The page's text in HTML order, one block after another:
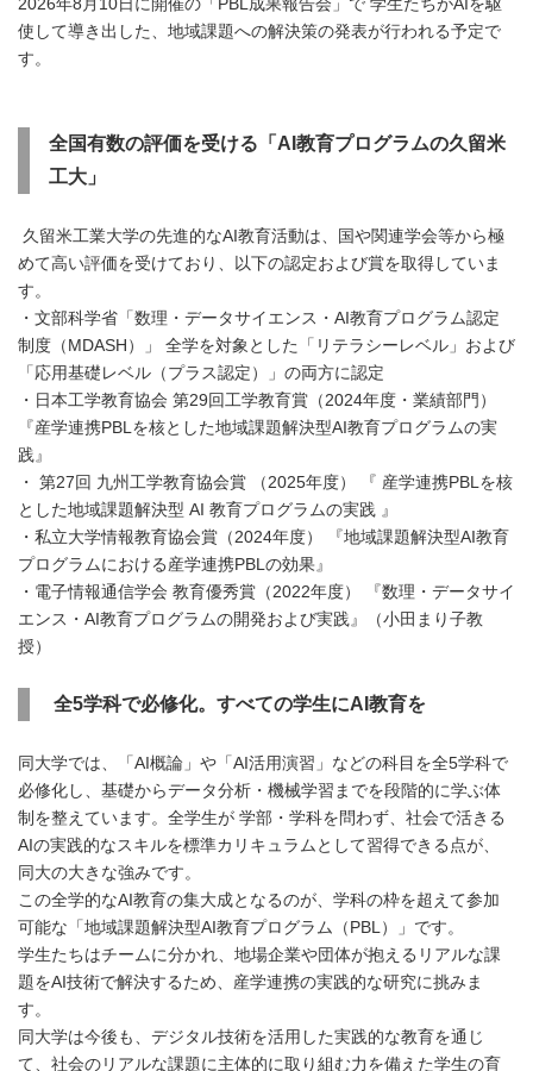
2026年8月10日に開催の「PBL成果報告会」で 学生たちがAIを駆
使して導き出した、地域課題への解決策の発表が行われる予定で
す。
全国有数の評価を受ける「AI教育プログラムの久留米
工大」
久留米工業大学の先進的なAI教育活動は、国や関連学会等から極
めて高い評価を受けており、以下の認定および賞を取得していま
す。
・文部科学省「数理・データサイエンス・AI教育プログラム認定
制度（MDASH）」 全学を対象とした「リテラシーレベル」および
「応用基礎レベル（プラス認定）」の両方に認定
・日本工学教育協会 第29回工学教育賞（2024年度・業績部門）
『産学連携PBLを核とした地域課題解決型AI教育プログラムの実
践』
・ 第27回 九州工学教育協会賞 （2025年度） 『 産学連携PBLを核
とした地域課題解決型 AI 教育プログラムの実践 』
・私立大学情報教育協会賞（2024年度） 『地域課題解決型AI教育
プログラムにおける産学連携PBLの効果』
・電子情報通信学会 教育優秀賞（2022年度） 『数理・データサイ
エンス・AI教育プログラムの開発および実践』（小田まり子教
授）
全5学科で必修化。すべての学生にAI教育を
同大学では、「AI概論」や「AI活用演習」などの科目を全5学科で
必修化し、基礎からデータ分析・機械学習までを段階的に学ぶ体
制を整えています。全学生が 学部・学科を問わず、社会で活きる
AIの実践的なスキルを標準カリキュラムとして習得できる点が、
同大の大きな強みです。
この全学的なAI教育の集大成となるのが、学科の枠を超えて参加
可能な「地域課題解決型AI教育プログラム（PBL）」です。
学生たちはチームに分かれ、地場企業や団体が抱えるリアルな課
題をAI技術で解決するため、産学連携の実践的な研究に挑みま
す。
同大学は今後も、デジタル技術を活用した実践的な教育を通じ
て、社会のリアルな課題に主体的に取り組む力を備えた学生の育